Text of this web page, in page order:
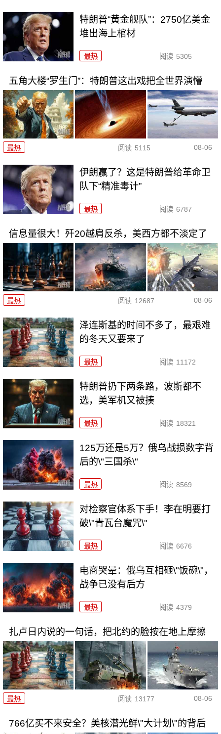
特朗普“黄金舰队”：2750亿美金
堆出海上棺材
最热 阅读 5305
五角大楼“罗生门”：特朗普这出戏把全世界演懵
最热 阅读 5115 08-06
伊朗赢了？这是特朗普给革命卫
队下“精准毒计”
最热 阅读 6787
信息量很大！歼20越肩反杀，美西方都不淡定了
最热 阅读 12687 08-06
泽连斯基的时间不多了，最艰难
的冬天又要来了
最热 阅读 11172
特朗普扔下两条路，波斯都不
选，美军机又被揍
最热 阅读 18321
125万还是5万？俄乌战损数字背
后的\"三国杀\"
最热 阅读 8569
对检察官体系下手！李在明要打
破\"青瓦台魔咒\"
最热 阅读 6676
电商哭晕：俄乌互相砸\"饭碗\"，
战争已没有后方
最热 阅读 4379
扎卢日内说的一句话，把北约的脸按在地上摩擦
最热 阅读 13177 08-06
766亿买不来安全？美核潜光鲜\"大计划\"的背后